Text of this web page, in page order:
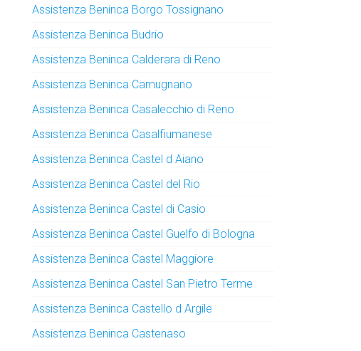
Assistenza Beninca Borgo Tossignano
Assistenza Beninca Budrio
Assistenza Beninca Calderara di Reno
Assistenza Beninca Camugnano
Assistenza Beninca Casalecchio di Reno
Assistenza Beninca Casalfiumanese
Assistenza Beninca Castel d Aiano
Assistenza Beninca Castel del Rio
Assistenza Beninca Castel di Casio
Assistenza Beninca Castel Guelfo di Bologna
Assistenza Beninca Castel Maggiore
Assistenza Beninca Castel San Pietro Terme
Assistenza Beninca Castello d Argile
Assistenza Beninca Castenaso